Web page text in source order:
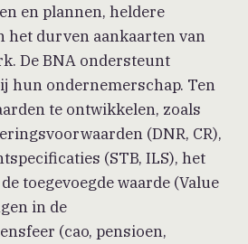
en plannen, heldere
het durven aankaarten van
De BNA ondersteunt
hun ondernemerschap. Ten
te ontwikkelen, zoals
(DNR, CR),
(STB, ILS), het
toegevoegde waarde (Value
in de
(cao, pensioen,